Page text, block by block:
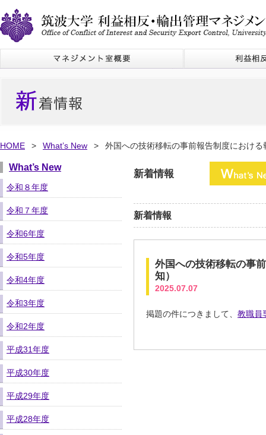
HOME > What’s New > 外国への技術移転の事前報告制度におけ
新着情報
新着情報
外国への技術移転の事
知）
2025.07.07
掲題の件につきまして、 教職員
What’s New
令和８年度
令和７年度
令和6年度
令和5年度
令和4年度
令和3年度
令和2年度
平成31年度
平成30年度
平成29年度
平成28年度